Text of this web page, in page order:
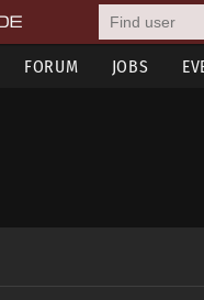
FORUM JOBS